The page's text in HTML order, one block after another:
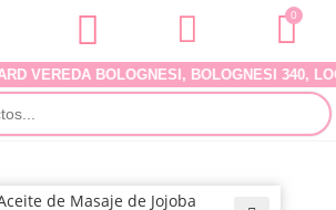
0
BOLOGNESI, BOLOGNESI 340,